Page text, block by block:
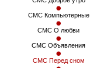
СМС Компьютерные
СМС О любви
СМС Объявления
СМС Перед сном